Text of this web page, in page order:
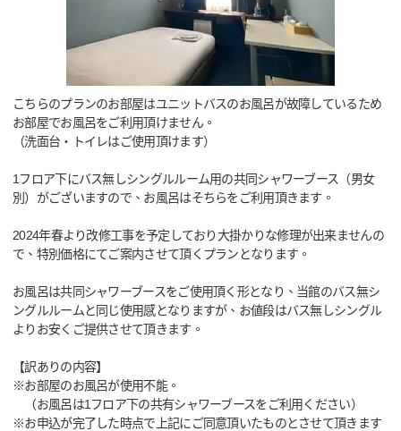
こちらのプランのお部屋はユニットバスのお風呂が故障しているため
お部屋でお風呂をご利用頂けません。
（洗面台・トイレはご使用頂けます）
1フロア下にバス無しシングルルーム用の共同シャワーブース（男女
別）がございますので、お風呂はそちらをご利用頂きます。
2024年春より改修工事を予定しており大掛かりな修理が出来ませんの
で、特別価格にてご案内させて頂くプランとなります。
お風呂は共同シャワーブースをご使用頂く形となり、当館のバス無シ
ングルルームと同じ使用感となりますが、お値段はバス無しシングル
よりお安くご提供させて頂きます。
【訳ありの内容】
※お部屋のお風呂が使用不能。
（お風呂は1フロア下の共有シャワーブースをご利用ください）
※お申込が完了した時点で上記にご同意頂いたものとさせて頂きます